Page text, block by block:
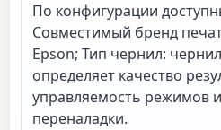
По конфигурации
Совместимый бренд
Epson; Тип чернил:
определяет качество
управляемость режимов
переналадки.